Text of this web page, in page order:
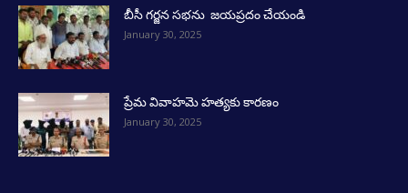
బీసీ గర్జన సభను జయప్రదం చేయండి
January 30, 2025
ప్రేమ వివాహమె హత్యకు కారణం
January 30, 2025